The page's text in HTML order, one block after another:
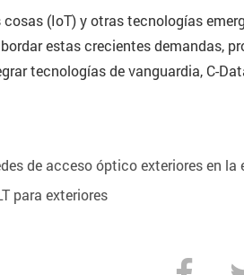
(IoT) y otras tecnologías
estas crecientes
tecnologías de vanguardia, C-
de acceso óptico exteriores en la
para exteriores